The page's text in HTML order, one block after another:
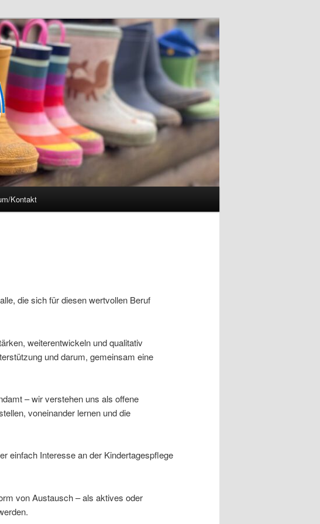
Kontakt
die sich für diesen wertvollen Beruf
weiterentwickeln und qualitativ
und darum, gemeinsam eine
– wir verstehen uns als offene
voneinander lernen und die
einfach Interesse an der Kindertagespflege
von Austausch – als aktives oder